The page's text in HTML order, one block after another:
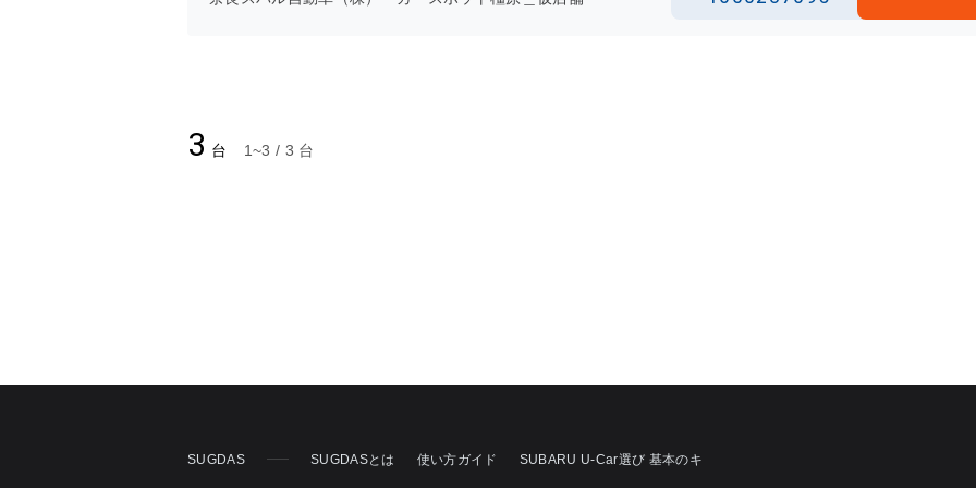
3 台 1~3 / 3 台
SUGDAS SUGDASとは 使い方ガイド SUBARU U-Car選び 基本のキ